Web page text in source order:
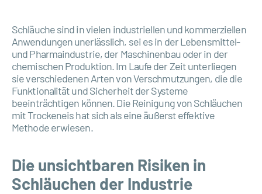
Schläuche sind in vielen industriellen und kommerziellen
Anwendungen unerlässlich, sei es in der Lebensmittel-
und Pharmaindustrie, der Maschinenbau oder in der
chemischen Produktion. Im Laufe der Zeit unterliegen
sie verschiedenen Arten von Verschmutzungen, die die
Funktionalität und Sicherheit der Systeme
beeinträchtigen können. Die Reinigung von Schläuchen
mit Trockeneis hat sich als eine äußerst effektive
Methode erwiesen.
Die unsichtbaren Risiken in
Schläuchen der Industrie